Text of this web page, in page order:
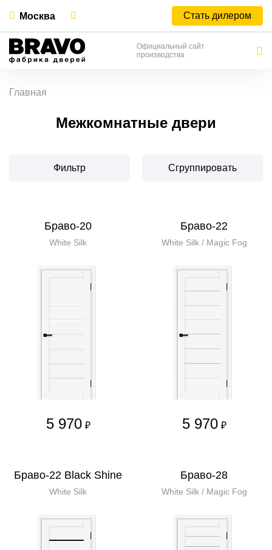
Москва Стать дилером
Официальный сайт
производства
Главная
Межкомнатные двери
Фильтр Сгруппировать
Браво-20
White Silk
5 970 ₽
Браво-22
White Silk / Magic Fog
5 970 ₽
Браво-22 Black Shine
White Silk
Браво-28
White Silk / Magic Fog